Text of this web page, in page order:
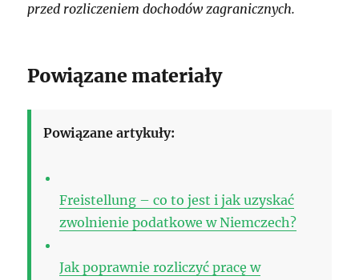
przed rozliczeniem dochodów zagranicznych.
Powiązane materiały
Powiązane artykuły:
Freistellung – co to jest i jak uzyskać
zwolnienie podatkowe w Niemczech?
Jak poprawnie rozliczyć pracę w